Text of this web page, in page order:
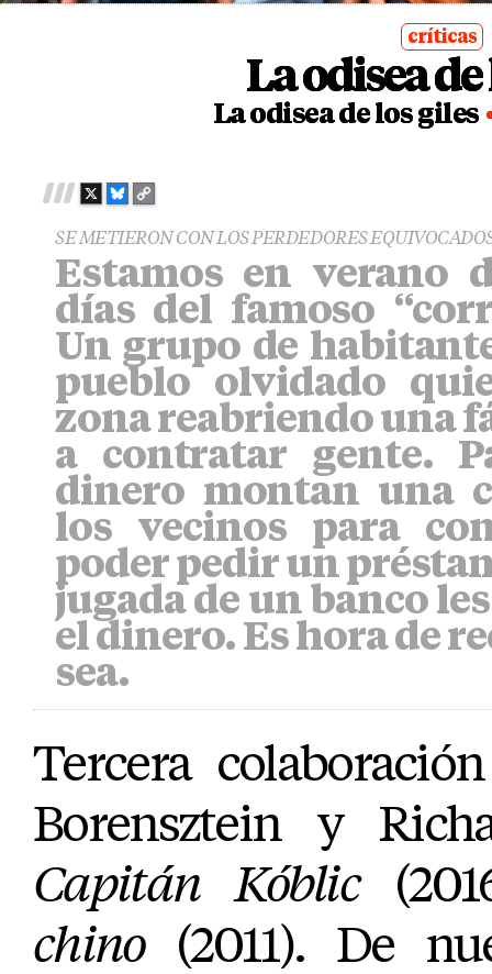
posted
in
críticas
La odisea
La odisea de los giles
X
B
U
S
K
Y
C
P
L
I
N
K
SE METIERON CON LOS PERDEDORES
Estamos en verano
días del famoso
Un grupo de
pueblo olvidado
zona reabriendo una
a contratar gente.
dinero montan una
los vecinos para
poder pedir un
jugada de un banco
el dinero. Es hora de
sea.
Tercera
Borensztein y
Capitán Kóblic
chino(2011). De